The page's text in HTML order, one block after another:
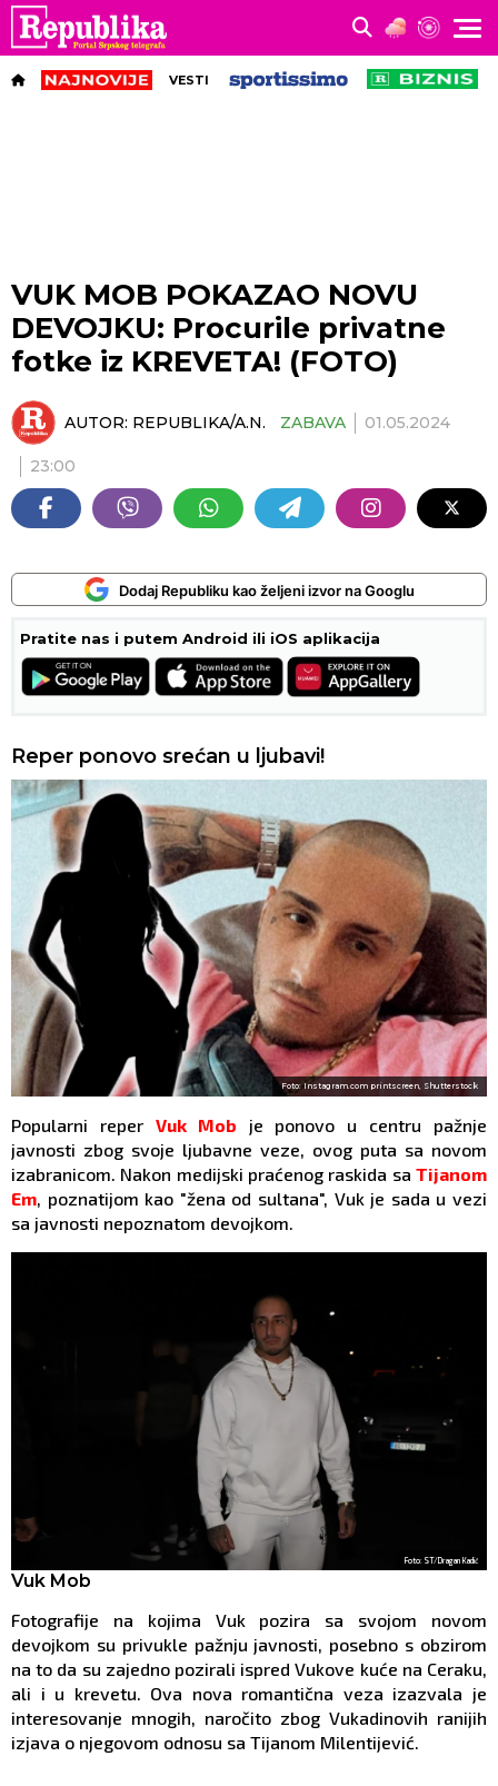
VESTI
VUK MOB POKAZAO NOVU
DEVOJKU: Procurile privatne
fotke iz KREVETA! (FOTO)
AUTOR: REPUBLIKA/A.N. ZABAVA 01.05.2024
23:00
Dodaj Republiku kao željeni izvor na Googlu
Pratite nas i putem Android ili iOS aplikacija
Reper ponovo srećan u ljubavi!
Foto: Instagram.com printscreen, Shutterstock
Popularni reper Vuk Mob je ponovo u centru pažnje
javnosti zbog svoje ljubavne veze, ovog puta sa novom
izabranicom. Nakon medijski praćenog raskida sa Tijanom
Em, poznatijom kao "žena od sultana", Vuk je sada u vezi
sa javnosti nepoznatom devojkom.
Foto: ST/Dragan Kadić
Vuk Mob
Fotografije na kojima Vuk pozira sa svojom novom
devojkom su privukle pažnju javnosti, posebno s obzirom
na to da su zajedno pozirali ispred Vukove kuće na Ceraku,
ali i u krevetu. Ova nova romantična veza izazvala je
interesovanje mnogih, naročito zbog Vukadinovih ranijih
izjava o njegovom odnosu sa Tijanom Milentijević.